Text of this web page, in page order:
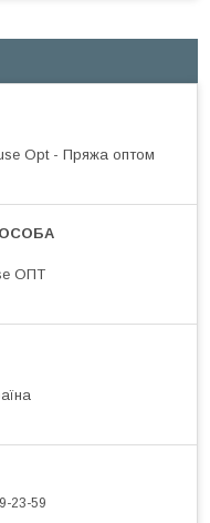
Opt - Пряжа оптом
ОПТ
23-59